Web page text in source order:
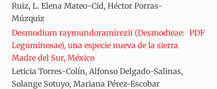
Ruiz, L. Elena Mateo-Cid, Héctor Porras-
Múzquiz
Desmodium raymundoramirezii (Desmodieae:
Leguminosae), una especie nueva de la sierra
Madre del Sur, México
PDF
Leticia Torres-Colín, Alfonso Delgado-Salinas,
Solange Sotuyo, Mariana Pérez-Escobar